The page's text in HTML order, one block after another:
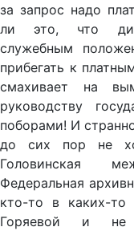
за запрос надо
ли это, что
служебным
прибегать к
смахивает на
руководству
поборами! И
до сих пор не
Головинская
Федеральная
кто-то в каких-то
Горяевой и не